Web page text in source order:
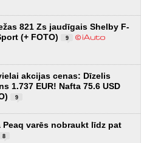
821 Zs jaudīgais Shelby F-
(+ FOTO)
9
akcijas cenas: Dīzelis
1.737 EUR! Nafta 75.6 USD
9
Peaq varēs nobraukt līdz pat
8